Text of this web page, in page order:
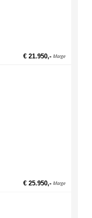
€ 21.950,- Marge
€ 25.950,- Marge